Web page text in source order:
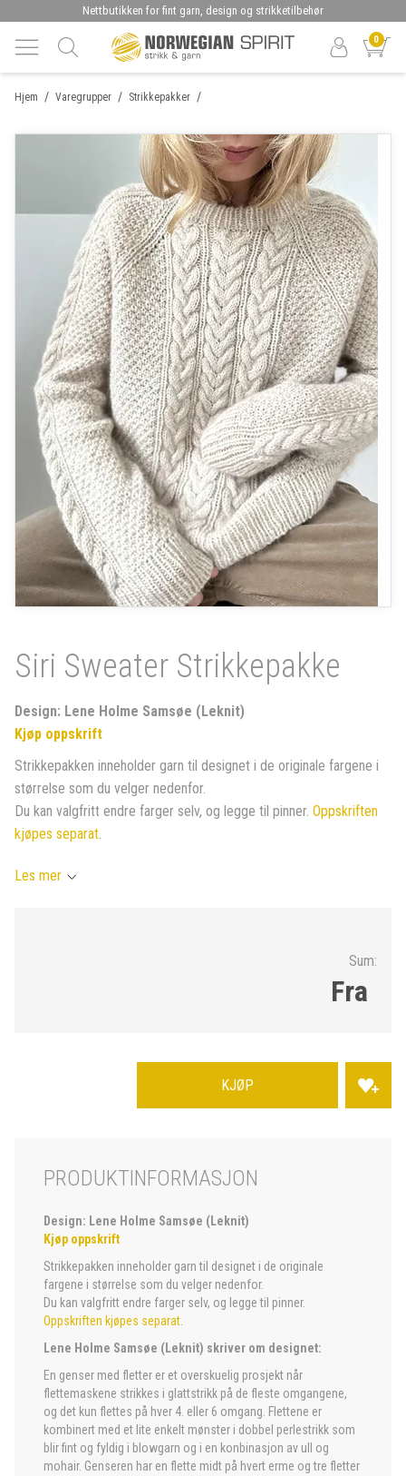
Nettbutikken for fint garn, design og strikketilbehør
0
/
Hjem /
Varegrupper /
Strikkepakker
Siri Sweater Strikkepakke
Design: Lene Holme Samsøe (Leknit)
Kjøp oppskrift
Strikkepakken inneholder garn til designet i de originale fargene i
størrelse som du velger nedenfor.
Du kan valgfritt endre farger selv, og legge til pinner. Oppskriften
kjøpes separat.
Les mer
Sum:
Fra
KJØP
PRODUKTINFORMASJON
Design: Lene Holme Samsøe (Leknit)
Kjøp oppskrift
Strikkepakken inneholder garn til designet i de originale
fargene i størrelse som du velger nedenfor.
Du kan valgfritt endre farger selv, og legge til pinner.
Oppskriften kjøpes separat
Lene Holme Samsøe (Leknit) skriver om designet:
En genser med fletter er et overskuelig prosjekt når
flettemaskene strikkes i glattstrikk på de fleste omgangene,
og det kun flettes på hver 4. eller 6 omgang. Flettene er
kombinert med et lite enkelt mønster i dobbel perlestrikk som
blir fint og fyldig i blowgarn og i en konbinasjon av ull og
mohair. Genseren har en flette midt på hvert erme og tre fletter